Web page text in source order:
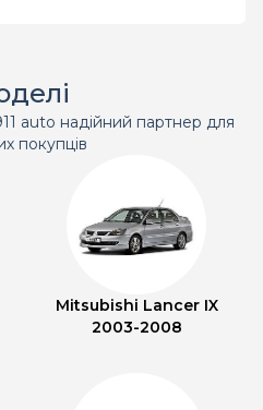
auto надійний партнер для
покупців
Mitsubishi Lancer IX
2003-2008